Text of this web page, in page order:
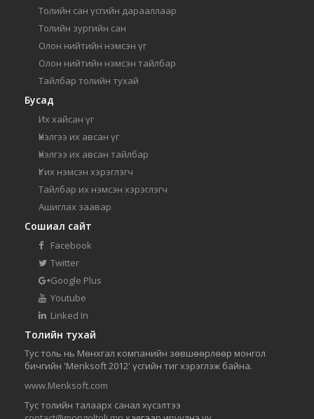
Толийн сан үсгийн дарааллаар
Толийн зургийн сан
Олон нийтийн нэмсэн үг
Олон нийтийн нэмсэн тайлбар
Тайлбар толийн тухай
Бусад
Их хайсан үг
Үнэлгээ их авсан үг
Үнэлгээ их авсан тайлбар
Үг их нэмсэн хэрэглэгч
Тайлбар их нэмсэн хэрэглэгч
Ашиглах заавар
Сошиал сайт
Facebook
Twitter
Google Plus
Youtube
Linked In
Толийн тухай
Тус толь нь Мөнхгал компанийн зөвшөөрлөөр монгол
бичгийн 'Menksoft 2012' үсгийн тиг хэрэглэж байна.
www.Menksoft.com
Тус толийн талаарх санал хүсэлтээ